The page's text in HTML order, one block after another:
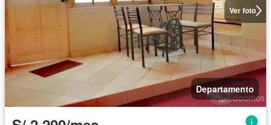
Ver foto
Departamento